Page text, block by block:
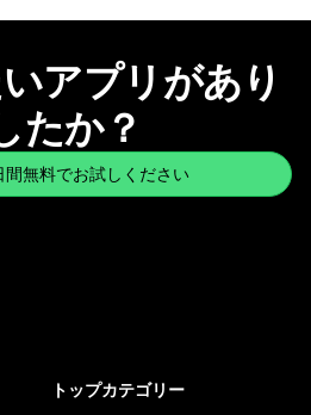
アプリがあり
たか？
無料でお試しください
トップカテゴリー